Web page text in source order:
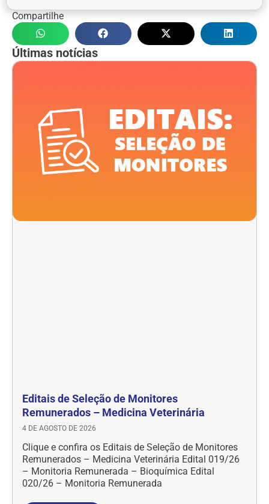
Compartilhe
Últimas notícias
Editais de Seleção de Monitores
Remunerados – Medicina Veterinária
4 DE AGOSTO DE 2026
Clique e confira os Editais de Seleção de Monitores
Remunerados – Medicina Veterinária Edital 019/26
– Monitoria Remunerada – Bioquímica Edital
020/26 – Monitoria Remunerada